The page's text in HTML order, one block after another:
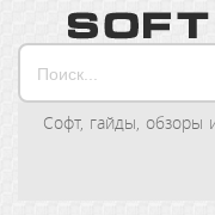
Софт, гайды, обзоры